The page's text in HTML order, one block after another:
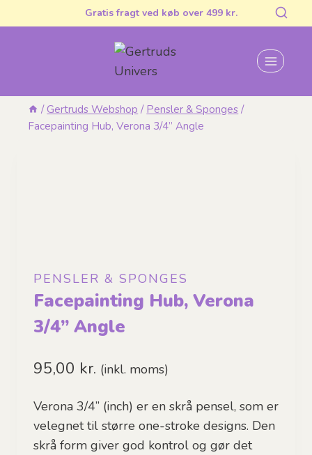
til
Gratis fragt ved køb over 499 kr.
/ Gertruds Webshop / Pensler & Sponges /
Facepainting Hub, Verona 3/4” Angle
PENSLER & SPONGES
Facepainting Hub, Verona
3/4” Angle
95,00 kr. (inkl. moms)
Verona 3/4” (inch) er en skrå pensel, som er
velegnet til større one-stroke designs. Den
skrå form giver god kontrol og gør det